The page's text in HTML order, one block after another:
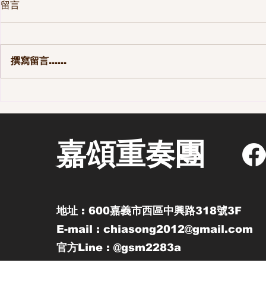
Chapter IX《九式幸福》
《渦》
留言
撰寫留言......
嘉頌重奏團
地址 : 600嘉義市西區中興路318號3F
E-mail : chiasong2012@gmail.com
官方Line : @gsm2283a